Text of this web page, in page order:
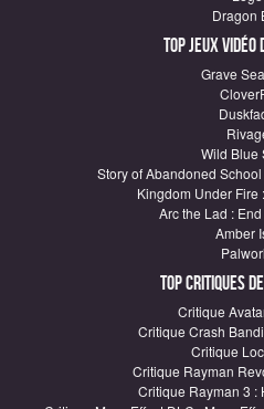
Dragon
Top Jeux vidéo
Grave
Wild Blue
Story of Abandoned
Kingdom Under Fire
Arc the Lad :
Amber
Top critiques
Critique
Critique Crash
Critique
Critique Rayman
Critique Rayman 3 :